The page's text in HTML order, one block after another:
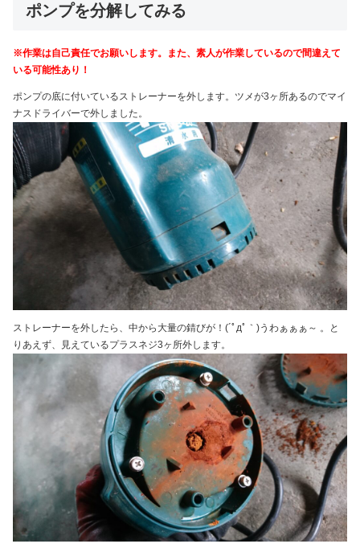
ポンプを分解してみる
※作業は自己責任でお願いします。また、素人が作業しているので間違えて
いる可能性あり！
ポンプの底に付いているストレーナーを外します。ツメが3ヶ所あるのでマイ
ナスドライバーで外しました。
ストレーナーを外したら、中から大量の錆びが！(´ﾟдﾟ｀)うわぁぁぁ～ 。と
りあえず、見えているプラスネジ3ヶ所外します。